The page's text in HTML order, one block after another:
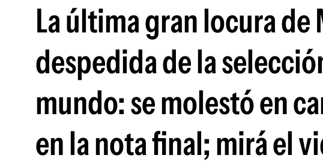
La última gran locura de
despedida de la
mundo: se molestó en
en la nota final; mirá el